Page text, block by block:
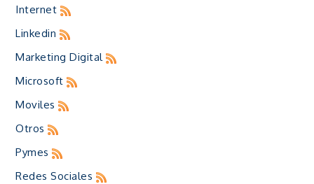
Internet
Linkedin
Marketing Digital
Microsoft
Moviles
Otros
Pymes
Redes Sociales